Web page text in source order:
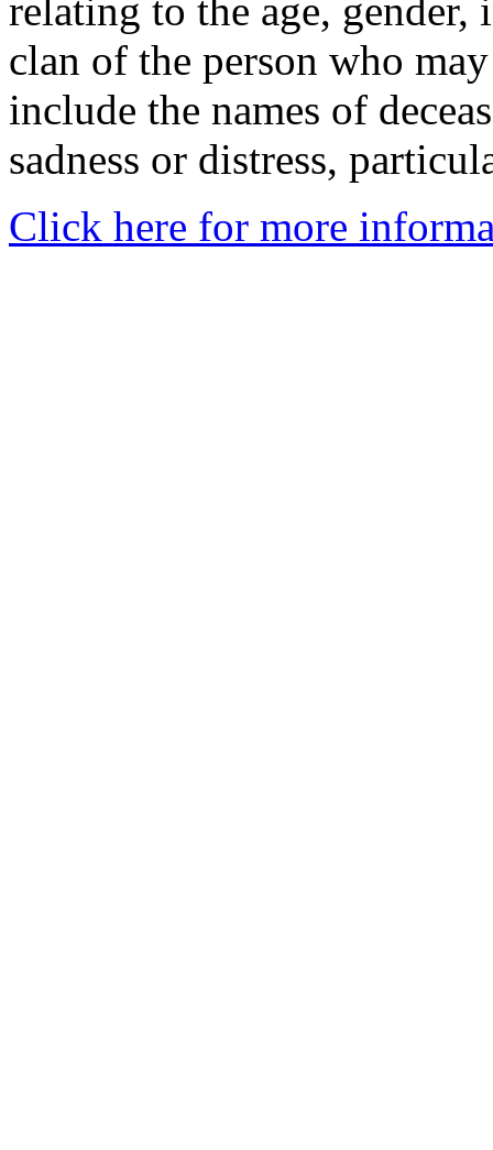
relating to the age,
clan of the person who
include the names of
sadness or distress,
Click here for more